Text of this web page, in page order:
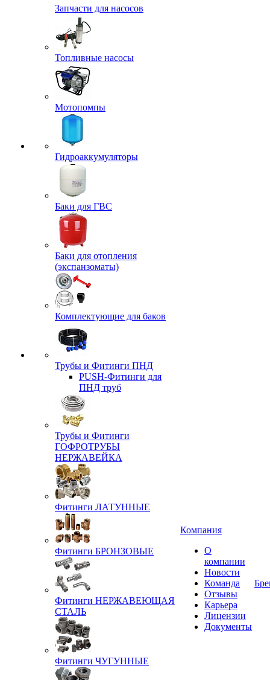
Запчасти для насосов
Топливные насосы
Мотопомпы
Гидроаккумуляторы
Баки для ГВС
Баки для отопления
(экспанзоматы)
Комплектующие для баков
Трубы и Фитинги ПНД
PUSH-Фитинги для
ПНД труб
Трубы и Фитинги
ГОФРОТРУБЫ
НЕРЖАВЕЙКА
Фитинги ЛАТУННЫЕ
Фитинги БРОНЗОВЫЕ
Фитинги НЕРЖАВЕЮЩАЯ
СТАЛЬ
Фитинги ЧУГУННЫЕ
Компания
О
компании
Новости
Команда
Отзывы
Карьера
Лицензии
Документы